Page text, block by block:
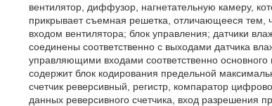
вентилятор, диффузор, нагнетательную камеру,
прикрывает съемная решетка, отличающееся тем,
входом вентилятора; блок управления; датчики
соединены соответственно с выходами датчика
управляющими входами соответственно основного
содержит блок кодирования предельной
счетчик реверсивный, регистр, компаратор
данных реверсивного счетчика, вход разрешения